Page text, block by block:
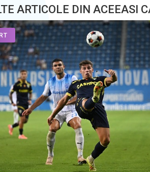
ARTICOLE DIN ACEEASI